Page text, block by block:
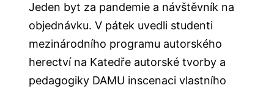
Jeden byt za pandemie a návštěvník na
objednávku. V pátek uvedli studenti
mezinárodního programu autorského
herectví na Katedře autorské tvorby a
pedagogiky DAMU inscenaci vlastního